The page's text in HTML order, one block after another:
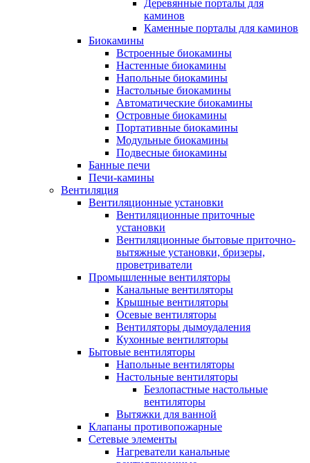
Деревянные порталы для
каминов
Каменные порталы для каминов
Биокамины
Встроенные биокамины
Настенные биокамины
Напольные биокамины
Настольные биокамины
Автоматические биокамины
Островные биокамины
Портативные биокамины
Модульные биокамины
Подвесные биокамины
Банные печи
Печи-камины
Вентиляция
Вентиляционные установки
Вентиляционные приточные
установки
Вентиляционные бытовые приточно-
вытяжные установки, бризеры,
проветриватели
Промышленные вентиляторы
Канальные вентиляторы
Крышные вентиляторы
Осевые вентиляторы
Вентиляторы дымоудаления
Кухонные вентиляторы
Бытовые вентиляторы
Напольные вентиляторы
Настольные вентиляторы
Безлопастные настольные
вентиляторы
Вытяжки для ванной
Клапаны противопожарные
Сетевые элементы
Нагреватели канальные